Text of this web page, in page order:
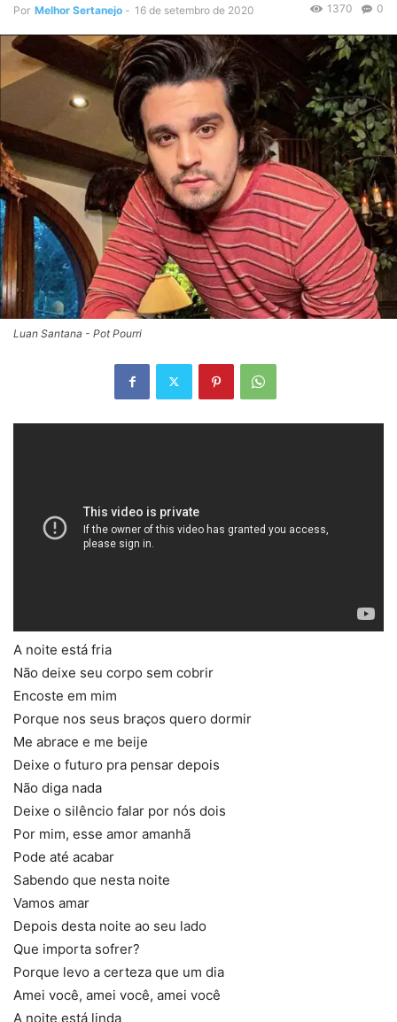
Por Melhor Sertanejo - 16 de setembro de 2020 0
1370
Luan Santana - Pot Pourri
A noite está fria
Não deixe seu corpo sem cobrir
Encoste em mim
Porque nos seus braços quero dormir
Me abrace e me beije
Deixe o futuro pra pensar depois
Não diga nada
Deixe o silêncio falar por nós dois
Por mim, esse amor amanhã
Pode até acabar
Sabendo que nesta noite
Vamos amar
Depois desta noite ao seu lado
Que importa sofrer?
Porque levo a certeza que um dia
Amei você, amei você, amei você
A noite está linda